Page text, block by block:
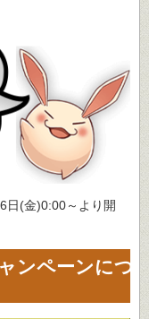
日(金)0:00～より開
ンペーンにつ